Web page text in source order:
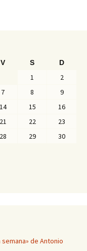
V S D
1
2
7 8
9
14 15
16
21 22
23
28 29
30
semana» de Antonio